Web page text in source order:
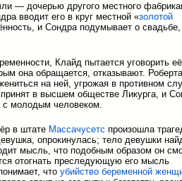
— дочерью другого местного
вводит его в круг местной «золотой
и Сондра подумывает о свадьбе,
Клайд пытается уговорить её
она обращается, отказывают. Роберта
на ней, угрожая в противном
в высшем обществе Ликурга, и
с молодым человеком.
в штате Массачусетс произошла
опрокинулась; тело девушки
мысль, что подобным образом он
отогнать преследующую его мысль
что убийство беременной